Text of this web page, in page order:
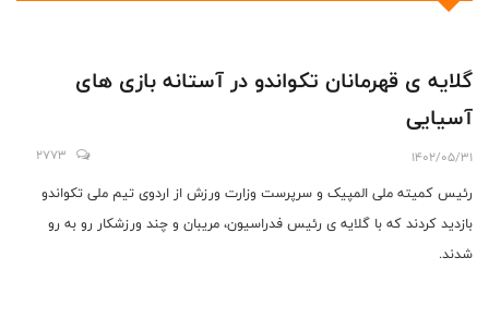
گلایه ی قهرمانان تکواندو در آستانه بازی های
آسیایی
1402/05/31
2773
رئیس کمیته ملی المپیک و سرپرست وزارت ورزش از اردوی تیم ملی تکواندو
بازدید کردند که با گلایه ی رئیس فدراسیون، مریبان و چند ورزشکار رو به رو
شدند.